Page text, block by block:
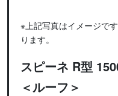
※上記写真はイメージで
ります。
スピーネ R型
＜ルーフ＞